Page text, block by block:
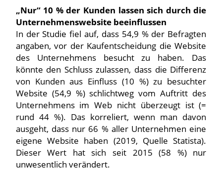
„Nur“ 10 % der Kunden lassen sich durch die
Unternehmenswebsite beeinflussen
In der Studie fiel auf, dass 54,9 % der Befragten
angaben, vor der Kaufentscheidung die Website
des Unternehmens besucht zu haben. Das
könnte den Schluss zulassen, dass die Differenz
von Kunden aus Einfluss (10 %) zu besuchter
Website (54,9 %) schlichtweg vom Auftritt des
Unternehmens im Web nicht überzeugt ist (=
rund 44 %). Das korreliert, wenn man davon
ausgeht, dass nur 66 % aller Unternehmen eine
eigene Website haben (2019, Quelle Statista).
Dieser Wert hat sich seit 2015 (58 %) nur
unwesentlich verändert.